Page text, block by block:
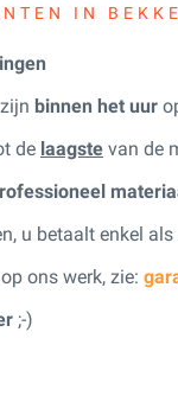
IN
binnen het uur
de laagste van de
u betaalt enkel als
op ons werk, zie:
;-)